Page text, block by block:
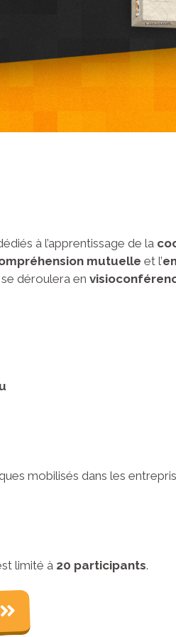
à l’apprentissage de la
mutuelle et l’
déroulera en
mobilisés dans les
limité à 20 participants.